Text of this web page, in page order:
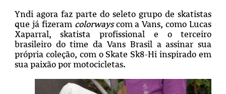
Yndi agora faz parte do seleto grupo de skatistas
que já fizeram colorwayscom a Vans, como Lucas
Xaparral, skatista profissional e o terceiro
brasileiro do time da Vans Brasil a assinar sua
própria coleção, com o Skate Sk8-Hi inspirado em
sua paixão por motocicletas.